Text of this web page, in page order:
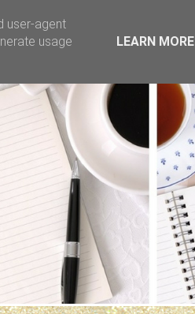
user-agent
usage
LEARN MORE